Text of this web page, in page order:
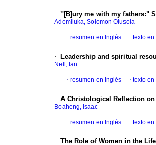
· "[B]ury me with my fathers:"
Ademiluka, Solomon Olusola
· resumen en Inglés · texto en
· Leadership and spiritual
Nell, Ian
· resumen en Inglés · texto en
· A Christological Reflection on
Boaheng, Isaac
· resumen en Inglés · texto en
· The Role of Women in the